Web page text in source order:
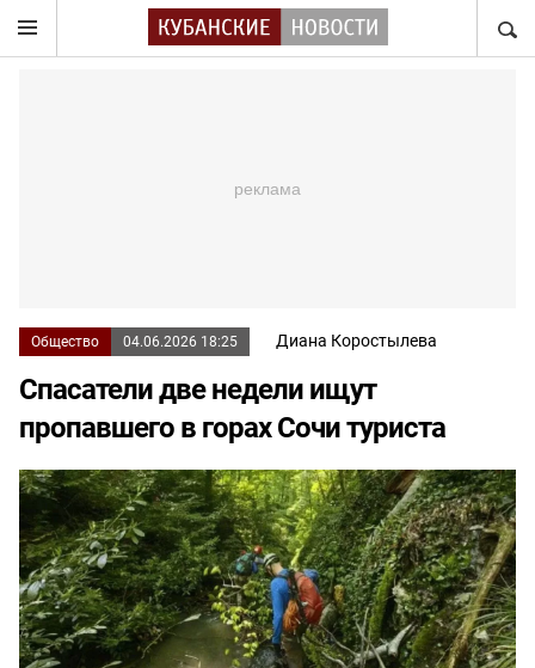
Общество 04.06.2026 18:25 Диана Коростылева
Спасатели две недели ищут
пропавшего в горах Сочи туриста